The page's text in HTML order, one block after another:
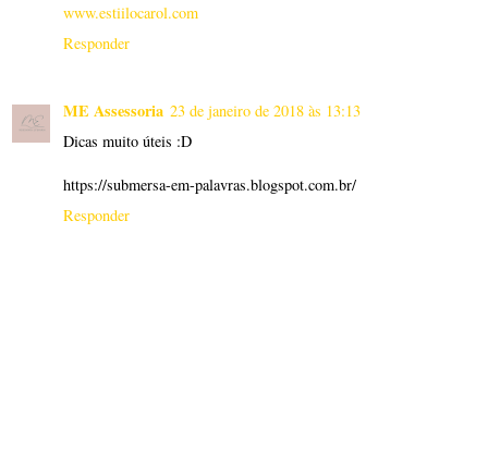
www.estiilocarol.com
Responder
ME Assessoria 23 de janeiro de 2018 às 13:13
Dicas muito úteis :D
https://submersa-em-palavras.blogspot.com.br/
Responder